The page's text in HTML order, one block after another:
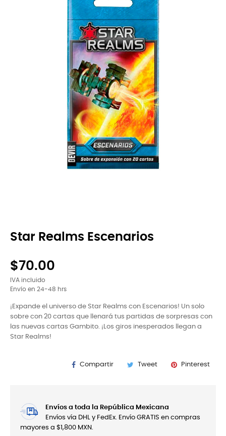
Star Realms Escenarios
$70.00
IVA incluido
Envío en 24-48 hrs
¡Expande el universo de Star Realms con Escenarios! Un solo
sobre con 20 cartas que llenará tus partidas de sorpresas con
las nuevas cartas Gambito. ¡Los giros inesperados llegan a
Star Realms!
Compartir Tweet Pinterest
Envíos a toda la República Mexicana
Envíos vía DHL y FedEx. Envío GRATIS en compras
mayores a $1,800 MXN.